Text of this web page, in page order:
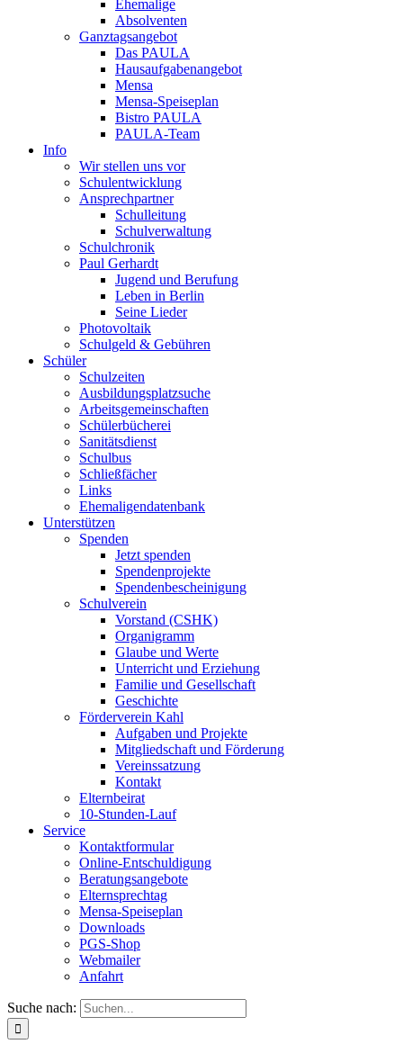
Ehemalige
Absolventen
Ganztagsangebot
Das PAULA
Hausaufgabenangebot
Mensa
Mensa-Speiseplan
Bistro PAULA
PAULA-Team
Info
Wir stellen uns vor
Schulentwicklung
Ansprechpartner
Schulleitung
Schulverwaltung
Schulchronik
Paul Gerhardt
Jugend und Berufung
Leben in Berlin
Seine Lieder
Photovoltaik
Schulgeld & Gebühren
Schüler
Schulzeiten
Ausbildungsplatzsuche
Arbeitsgemeinschaften
Schülerbücherei
Sanitätsdienst
Schulbus
Schließfächer
Links
Ehemaligendatenbank
Unterstützen
Spenden
Jetzt spenden
Spendenprojekte
Spendenbescheinigung
Schulverein
Vorstand (CSHK)
Organigramm
Glaube und Werte
Unterricht und Erziehung
Familie und Gesellschaft
Geschichte
Förderverein Kahl
Aufgaben und Projekte
Mitgliedschaft und Förderung
Vereinssatzung
Kontakt
Elternbeirat
10-Stunden-Lauf
Service
Kontaktformular
Online-Entschuldigung
Beratungsangebote
Elternsprechtag
Mensa-Speiseplan
Downloads
PGS-Shop
Webmailer
Anfahrt
Suche nach: